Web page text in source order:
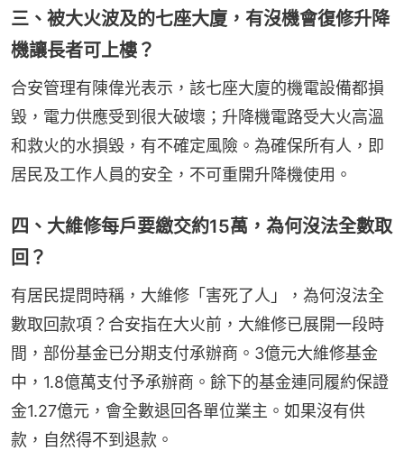
三、被大火波及的七座大廈，有沒機會復修升降
機讓長者可上樓？
合安管理有陳偉光表示，該七座大廈的機電設備都損
毀，電力供應受到很大破壞；升降機電路受大火高溫
和救火的水損毀，有不確定風險。為確保所有人，即
居民及工作人員的安全，不可重開升降機使用。
四、大維修每戶要繳交約15萬，為何沒法全數取
回？
有居民提問時稱，大維修「害死了人」，為何沒法全
數取回款項？合安指在大火前，大維修已展開一段時
間，部份基金已分期支付承辦商。3億元大維修基金
中，1.8億萬支付予承辦商。餘下的基金連同履約保證
金1.27億元，會全數退回各單位業主。如果沒有供
款，自然得不到退款。